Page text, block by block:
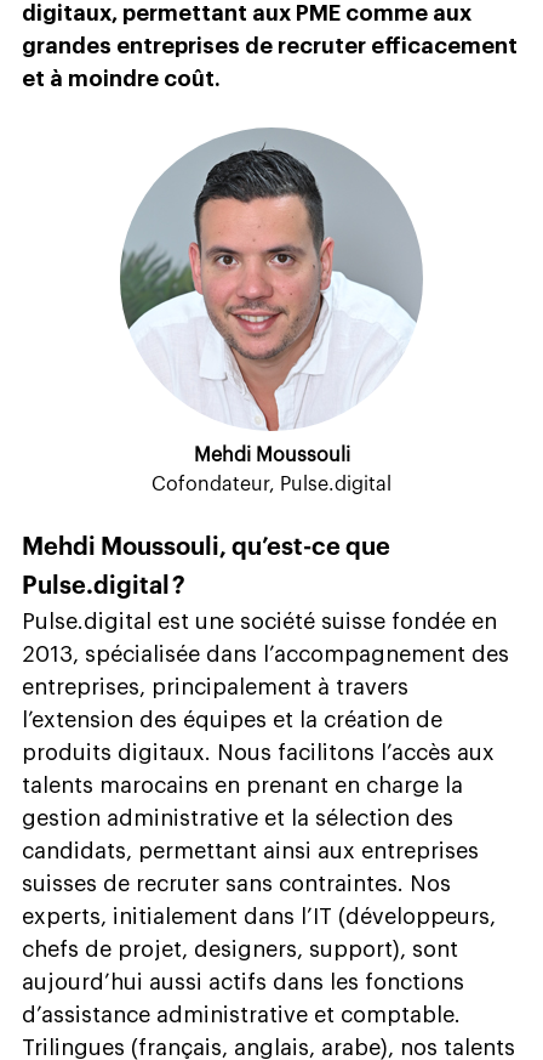
digitaux, permettant aux PME comme aux
grandes entreprises de recruter efficacement
et à moindre coût.
Mehdi Moussouli
Cofondateur, Pulse.digital
Mehdi Moussouli, qu’est-ce que
Pulse.digital ?
Pulse.digital est une société suisse fondée en
2013, spécialisée dans l’accompagnement des
entreprises, principalement à travers
l’extension des équipes et la création de
produits digitaux. Nous facilitons l’accès aux
talents marocains en prenant en charge la
gestion administrative et la sélection des
candidats, permettant ainsi aux entreprises
suisses de recruter sans contraintes. Nos
experts, initialement dans l’IT (développeurs,
chefs de projet, designers, support), sont
aujourd’hui aussi actifs dans les fonctions
d’assistance administrative et comptable.
Trilingues (français, anglais, arabe), nos talents